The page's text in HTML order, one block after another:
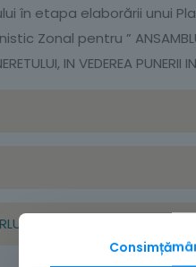
în etapa elaborării unui
Zonal pentru ” ANSAMBLU
IN VEDEREA
PUZ Tarlaua 33